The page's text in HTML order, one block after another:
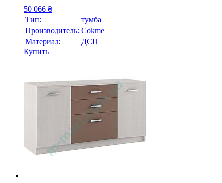
50 066 ₴
Тип:
тумба
Производитель: Cokme
Материал:
ДСП
Купить